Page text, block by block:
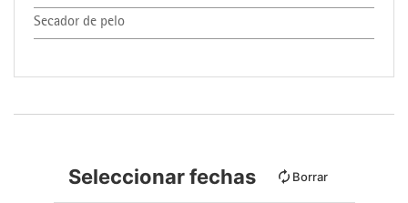
Secador de pelo
Seleccionar fechas Borrar